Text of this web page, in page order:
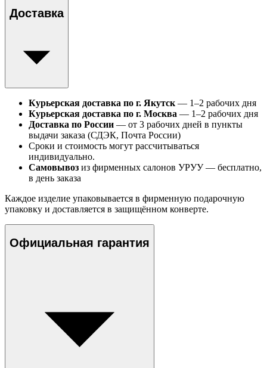
Доставка
Курьерская доставка по г. Якутск — 1–2 рабочих дня
Курьерская доставка по г. Москва — 1–2 рабочих дня
Доставка по России — от 3 рабочих дней в пункты
выдачи заказа (СДЭК, Почта России)
Сроки и стоимость могут рассчитываться
индивидуально.
Самовывоз из фирменных салонов УРУУ — бесплатно,
в день заказа
Каждое изделие упаковывается в фирменную подарочную
упаковку и доставляется в защищённом конверте.
Официальная гарантия